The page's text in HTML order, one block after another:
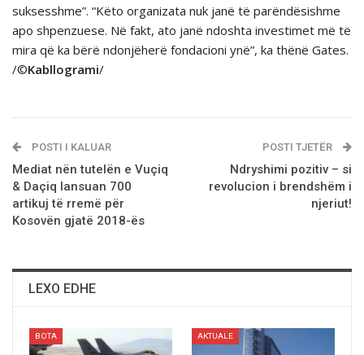
suksesshme”. “Këto organizata nuk janë të parëndësishme
apo shpenzuese. Në fakt, ato janë ndoshta investimet më të
mira që ka bërë ndonjëherë fondacioni ynë”, ka thënë Gates.
/©Kabllogrami/
POSTI I KALUAR
Mediat nën tutelën e Vuçiq
& Daçiq lansuan 700
artikuj të rremë për
Kosovën gjatë 2018-ës
POSTI TJETËR
Ndryshimi pozitiv – si
revolucion i brendshëm i
njeriut!
LEXO EDHE
BOTA AKTUALE